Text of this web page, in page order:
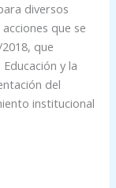
diversos
que se
que
y la
del
institucional